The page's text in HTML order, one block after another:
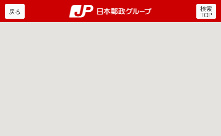
郵便局・日本郵政グルー
戻る 検索
TOP